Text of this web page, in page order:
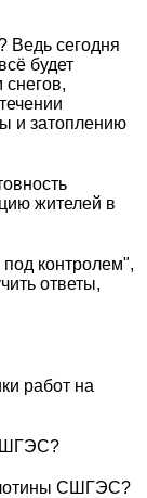
Ведь сегодня
будет
снегов,
и затоплению
жителей в
контролем",
ответы,
работ на
СШГЭС?